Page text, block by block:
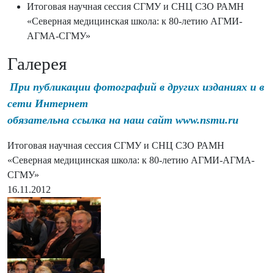
Итоговая научная сессия СГМУ и СНЦ СЗО РАМН
«Северная медицинская школа: к 80-летию АГМИ-
АГМА-СГМУ»
Галерея
При публикации фотографий в других изданиях и в
сети Интернет
обязательна ссылка на наш сайт www.nsmu.ru
Итоговая научная сессия СГМУ и СНЦ СЗО РАМН
«Северная медицинская школа: к 80-летию АГМИ-АГМА-
СГМУ»
16.11.2012